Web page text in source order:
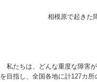
相模原で起きた
私たちは、どんな重度な障害
を目指し、全国各地に計127カ所